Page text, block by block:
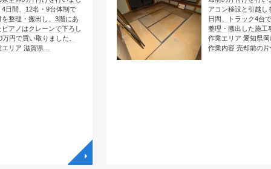
9台体制で
、3階にあ
ンで下ろし
ました。
…
アコン移設と引越しを含めて4
日間、トラック4台で全部屋を
整理・搬出した施工事例です。
作業エリア 愛知県岡崎市大西
作業内容 売却前の片付け …